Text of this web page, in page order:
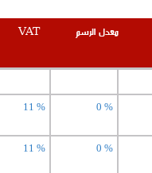
معدل الرسم VAT
0 %
11 %
0 %
11 %